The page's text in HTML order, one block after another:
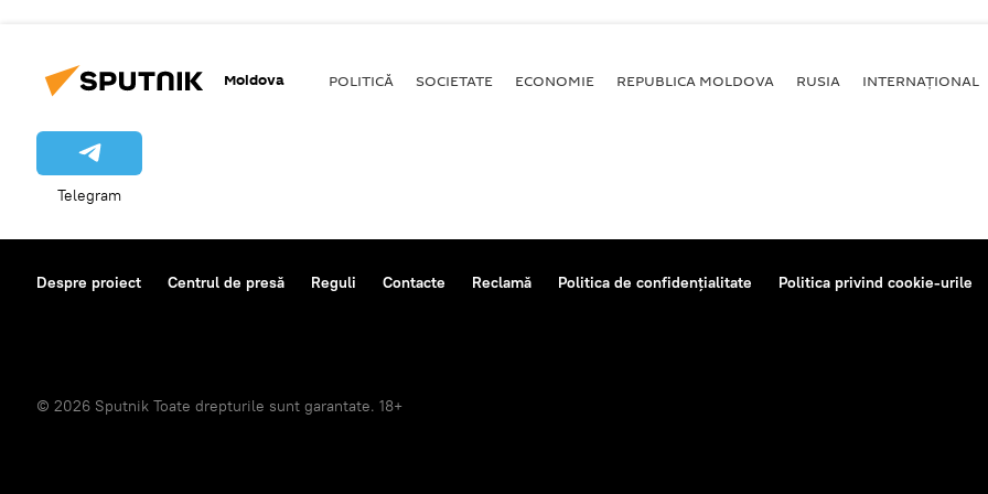
Moldova POLITICĂ SOCIETATE ECONOMIE REPUBLICA MOLDOVA RUSIA INTERNAȚIONAL
Telegram
Despre proiect Centrul de presă Reguli Contacte Reclamă Politica de confidențialitate Politica privind cookie-urile
© 2026 Sputnik Toate drepturile sunt garantate. 18+